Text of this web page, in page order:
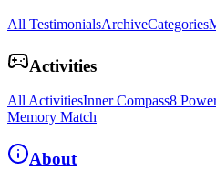
All TestimonialsArchiveCategories
Activities
All ActivitiesInner Compass8
Memory Match
About